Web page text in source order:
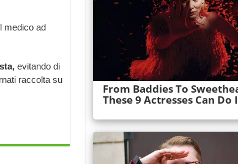
medico ad
evitando di
raccolta su